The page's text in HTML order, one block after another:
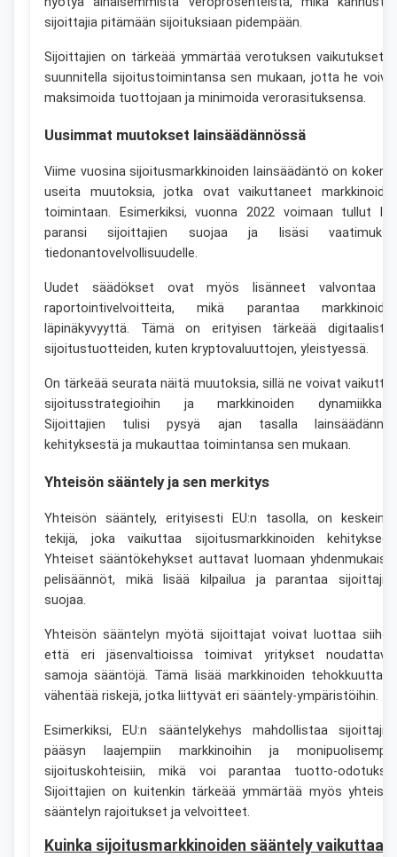
sijoittajia pitämään sijoituksiaan pidempään.
Sijoittajien on tärkeää ymmärtää verotuksen vaikutukset
suunnitella sijoitustoimintansa sen mukaan, jotta he
maksimoida tuottojaan ja minimoida verorasituksensa.
Uusimmat muutokset lainsäädännössä
Viime vuosina sijoitusmarkkinoiden lainsäädäntö on
useita muutoksia, jotka ovat vaikuttaneet
toimintaan. Esimerkiksi, vuonna 2022 voimaan tullut
paransi sijoittajien suojaa ja lisäsi
tiedonantovelvollisuudelle.
Uudet säädökset ovat myös lisänneet valvontaa
raportointivelvoitteita, mikä parantaa
läpinäkyvyyttä. Tämä on erityisen tärkeää
sijoitustuotteiden, kuten kryptovaluuttojen, yleistyessä.
On tärkeää seurata näitä muutoksia, sillä ne voivat
sijoitusstrategioihin ja markkinoiden
Sijoittajien tulisi pysyä ajan tasalla
kehityksestä ja mukauttaa toimintansa sen mukaan.
Yhteisön sääntely ja sen merkitys
Yhteisön sääntely, erityisesti EU:n tasolla, on
tekijä, joka vaikuttaa sijoitusmarkkinoiden
Yhteiset sääntökehykset auttavat luomaan
pelisäännöt, mikä lisää kilpailua ja parantaa
suojaa.
Yhteisön sääntelyn myötä sijoittajat voivat luottaa
että eri jäsenvaltioissa toimivat yritykset
samoja sääntöjä. Tämä lisää markkinoiden tehokkuutta
vähentää riskejä, jotka liittyvät eri sääntely-ympäristöihin.
Esimerkiksi, EU:n sääntelykehys mahdollistaa
pääsyn laajempiin markkinoihin ja
sijoituskohteisiin, mikä voi parantaa tuotto-
Sijoittajien on kuitenkin tärkeää ymmärtää myös
sääntelyn rajoitukset ja velvoitteet.
Kuinka sijoitusmarkkinoiden sääntely vaikuttaa